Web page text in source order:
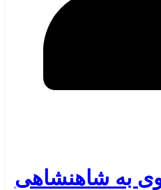
به شاهنشاهی